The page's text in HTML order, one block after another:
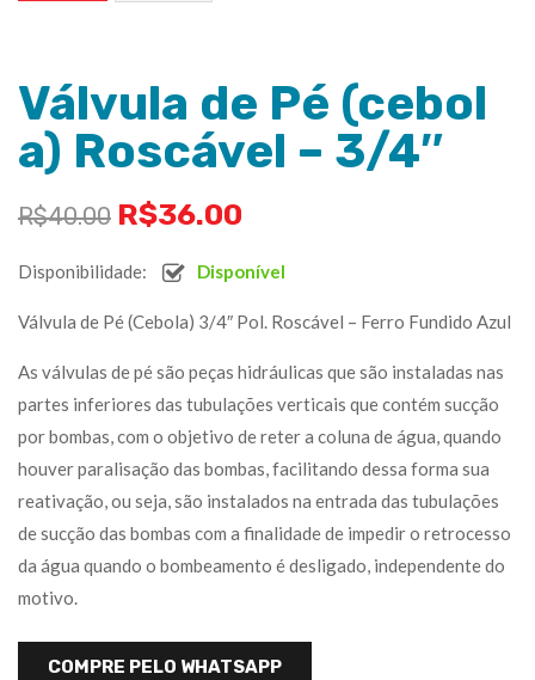
Válvula de Pé (cebol
a) Roscável – 3/4″
R$40.00 R$36.00
Disponibilidade: Disponível
Válvula de Pé (Cebola) 3/4″ Pol. Roscável – Ferro Fundido Azul
As válvulas de pé são peças hidráulicas que são instaladas nas
partes inferiores das tubulações verticais que contém sucção
por bombas, com o objetivo de reter a coluna de água, quando
houver paralisação das bombas, facilitando dessa forma sua
reativação, ou seja, são instalados na entrada das tubulações
de sucção das bombas com a finalidade de impedir o retrocesso
da água quando o bombeamento é desligado, independente do
motivo.
COMPRE PELO WHATSAPP